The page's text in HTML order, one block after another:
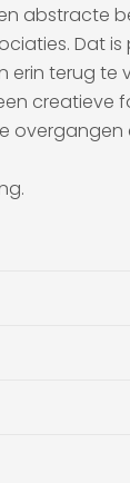
terug